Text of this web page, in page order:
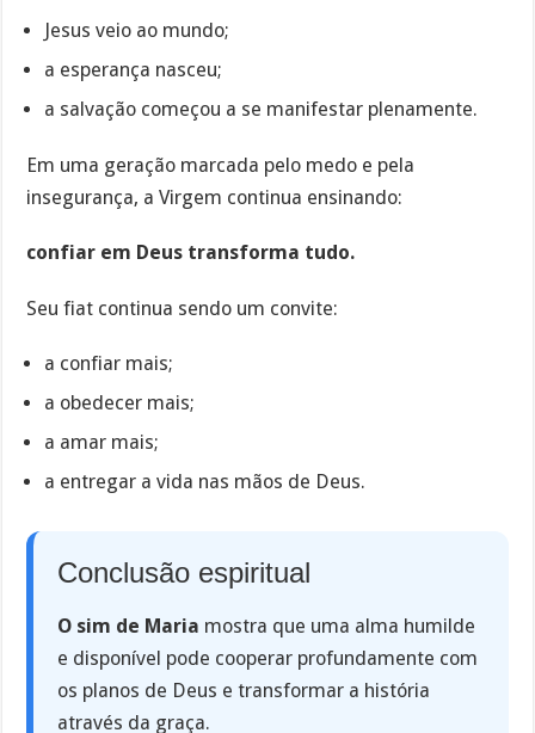
Jesus veio ao mundo;
a esperança nasceu;
a salvação começou a se manifestar plenamente.
Em uma geração marcada pelo medo e pela
insegurança, a Virgem continua ensinando:
confiar em Deus transforma tudo.
Seu fiat continua sendo um convite:
a confiar mais;
a obedecer mais;
a amar mais;
a entregar a vida nas mãos de Deus.
Conclusão espiritual
O sim de Maria mostra que uma alma humilde
e disponível pode cooperar profundamente com
os planos de Deus e transformar a história
através da graça.